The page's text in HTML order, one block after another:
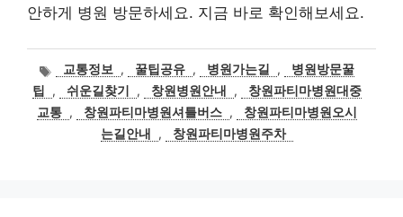
안하게 병원 방문하세요. 지금 바로 확인해보세요.
태교통정보 , 꿀팁공유 , 병원가는길 ,
병원방문꿀
팁
, 쉬운길찾기 , 창원병원안내 ,
창원파티마병원대중
교통 , 창원파티마병원셔틀버스 ,
창원파티마병원오시
는길안내
, 창원파티마병원주차